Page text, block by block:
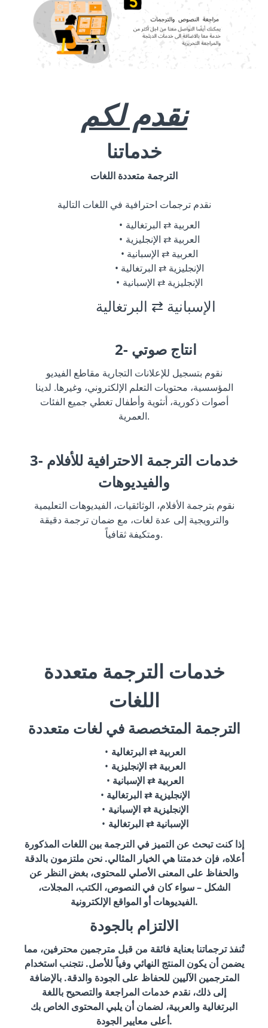
نقدم لكم
خدماتنا
الترجمة متعددة اللغات
نقدم ترجمات احترافية في اللغات التالية
العربية ⇄ البرتغالية
العربية ⇄ الإنجليزية
العربية ⇄ الإسبانية
الإنجليزية ⇄ البرتغالية
الإنجليزية ⇄ الإسبانية
الإسبانية ⇄ البرتغالية
2- انتاج صوتي
نقوم بتسجيل للإعلانات التجارية مقاطع الفيديو
المؤسسية، محتويات التعلم الإلكتروني، وغيرها. لدينا
أصوات ذكورية، أنثوية وأطفال تغطي جميع الفئات
العمرية.
3- خدمات الترجمة الاحترافية للأفلام
والفيديوهات
نقوم بترجمة الأفلام، الوثائقيات، الفيديوهات التعليمية
والترويجية إلى عدة لغات، مع ضمان ترجمة دقيقة
ومتكيفة ثقافياً.
خدمات الترجمة متعددة
اللغات
الترجمة المتخصصة في لغات متعددة
العربية ⇄ البرتغالية
العربية ⇄ الإنجليزية
العربية ⇄ الإسبانية
الإنجليزية ⇄ البرتغالية
الإنجليزية ⇄ الإسبانية
الإسبانية ⇄ البرتغالية
إذا كنت تبحث عن التميز في الترجمة بين اللغات المذكورة
أعلاه، فإن خدمتنا هي الخيار المثالي. نحن ملتزمون بالدقة
والحفاظ على المعنى الأصلي للمحتوى، بغض النظر عن
الشكل – سواء كان في النصوص، الكتب، المجلات،
الفيديوهات أو المواقع الإلكترونية.
الالتزام بالجودة
تُنفذ ترجماتنا بعناية فائقة من قبل مترجمين محترفين، مما
يضمن أن يكون المنتج النهائي وفياً للأصل. نتجنب استخدام
المترجمين الآليين للحفاظ على الجودة والدقة. بالإضافة
إلى ذلك، نقدم خدمات المراجعة والتصحيح باللغة
البرتغالية والعربية، لضمان أن يلبي المحتوى الخاص بك
أعلى معايير الجودة.